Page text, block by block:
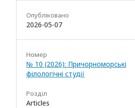
Опубліковано
2026-05-07
Номер
№ 10 (2026): Причорноморські
філологічні студії
Розділ
Articles